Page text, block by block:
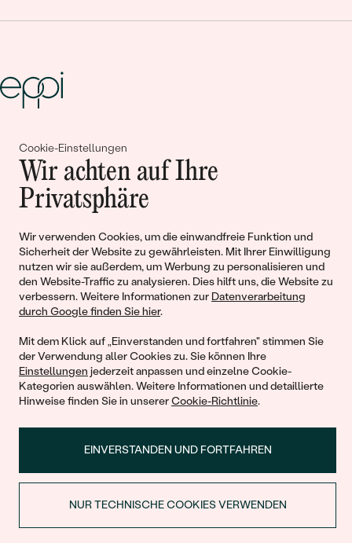
Cookie-Einstellungen
Wir achten auf Ihre
Privatsphäre
Wir verwenden Cookies, um die einwandfreie Funktion und
Sicherheit der Website zu gewährleisten. Mit Ihrer Einwilligung
nutzen wir sie außerdem, um Werbung zu personalisieren und
den Website-Traffic zu analysieren. Dies hilft uns, die Website zu
verbessern. Weitere Informationen zur Datenverarbeitung
durch Google finden Sie hier.
Mit dem Klick auf „Einverstanden und fortfahren" stimmen Sie
der Verwendung aller Cookies zu. Sie können Ihre
Einstellungen jederzeit anpassen und einzelne Cookie-
Kategorien auswählen. Weitere Informationen und detaillierte
Hinweise finden Sie in unsererCookie-Richtlinie.
EINVERSTANDEN UND FORTFAHREN
NUR TECHNISCHE COOKIES VERWENDEN
Gemeinsam erschaffen wir
Geschichten von Schönheit und
Liebe
Begleiten Sie uns!
© 2011 - 2026, Eppi.de
RABATT BEIM ERSTEN KAUF